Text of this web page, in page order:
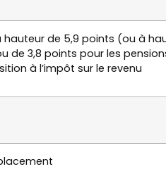
hauteur de 5,9 points (ou à
de 3,8 points pour les
à l’impôt sur le revenu